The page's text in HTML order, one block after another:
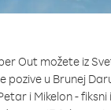
Out možete iz
pozive u Brunej
i Mikelon -